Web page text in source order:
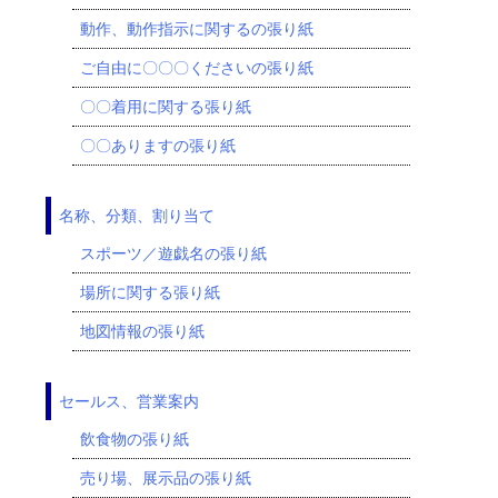
動作、動作指示に関するの張り紙
ご自由に〇〇〇くださいの張り紙
〇〇着用に関する張り紙
〇〇ありますの張り紙
名称、分類、割り当て
スポーツ／遊戯名の張り紙
場所に関する張り紙
地図情報の張り紙
セールス、営業案内
飲食物の張り紙
売り場、展示品の張り紙